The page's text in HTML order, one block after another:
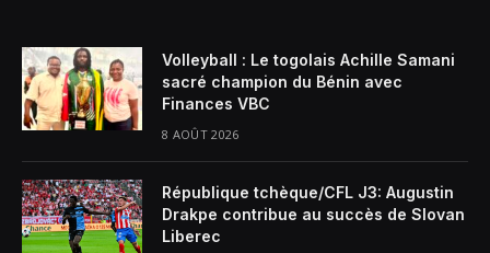
Volleyball : Le togolais Achille Samani
sacré champion du Bénin avec
Finances VBC
8 AOÛT 2026
République tchèque/CFL J3: Augustin
Drakpe contribue au succès de Slovan
Liberec